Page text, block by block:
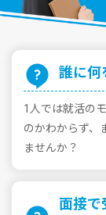
誰に何
1⼈では就活の
のかわからず、
ませんか？
⾯接で